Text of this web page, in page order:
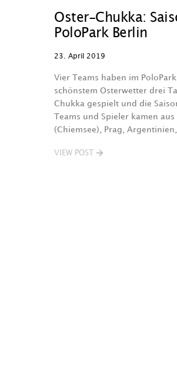
Oster-Chukka:
PoloPark Berlin
23. April 2019
Vier Teams haben im
schönstem Osterwetter drei
Chukka gespielt und die
Teams und Spieler kamen aus
(Chiemsee), Prag,
VIEW POST